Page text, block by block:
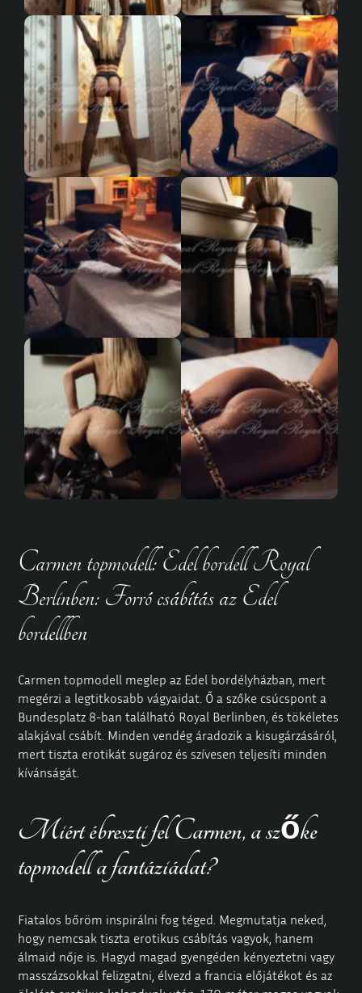
Carmen topmodell: Edel bordell Royal
Berlinben: Forró csábítás az Edel
bordellben
Carmen topmodell meglep az Edel bordélyházban, mert
megérzi a legtitkosabb vágyaidat. Ő a szőke csúcspont a
Bundesplatz 8-ban található Royal Berlinben, és tökéletes
alakjával csábít. Minden vendég áradozik a kisugárzásáról,
mert tiszta erotikát sugároz és szívesen teljesíti minden
kívánságát.
Miért ébreszti fel Carmen, a szőke
topmodell a fantáziádat?
Fiatalos bőröm inspirálni fog téged. Megmutatja neked,
hogy nemcsak tiszta erotikus csábítás vagyok, hanem
álmaid nője is. Hagyd magad gyengéden kényeztetni vagy
masszázsokkal felizgatni, élvezd a francia előjátékot és az